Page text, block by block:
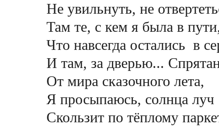
Не увильнуть, не
Там те, с кем я была в
Что навсегда остались в
И там, за дверью...
От мира сказочного лета,
Я просыпаюсь, солнца луч
Скользит по тёплому